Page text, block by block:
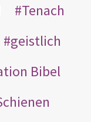
Tenach
geistlich
Bibel